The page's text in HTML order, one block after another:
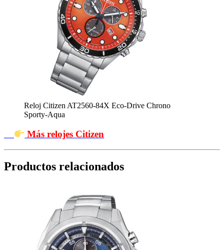
Reloj Citizen AT2560-84X Eco-Drive Chrono
Sporty-Aqua
Más relojes Citizen
Productos relacionados